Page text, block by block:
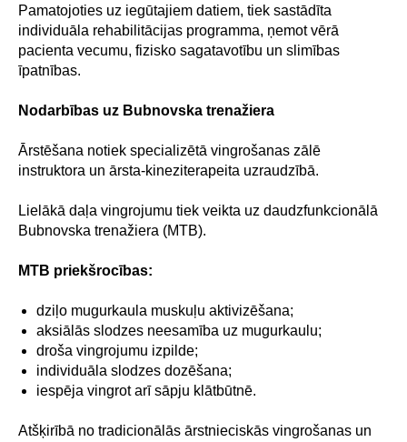
Pamatojoties uz iegūtajiem datiem, tiek sastādīta
individuāla rehabilitācijas programma, ņemot vērā
pacienta vecumu, fizisko sagatavotību un slimības
īpatnības.
Nodarbības uz Bubnovska trenažiera
Ārstēšana notiek specializētā vingrošanas zālē
instruktora un ārsta-kineziterapeita uzraudzībā.
Lielākā daļa vingrojumu tiek veikta uz daudzfunkcionālā
Bubnovska trenažiera (MTB).
MTB priekšrocības:
dziļo mugurkaula muskuļu aktivizēšana;
aksiālās slodzes neesamība uz mugurkaulu;
droša vingrojumu izpilde;
individuāla slodzes dozēšana;
iespēja vingrot arī sāpju klātbūtnē.
Atšķirībā no tradicionālās ārstnieciskās vingrošanas un